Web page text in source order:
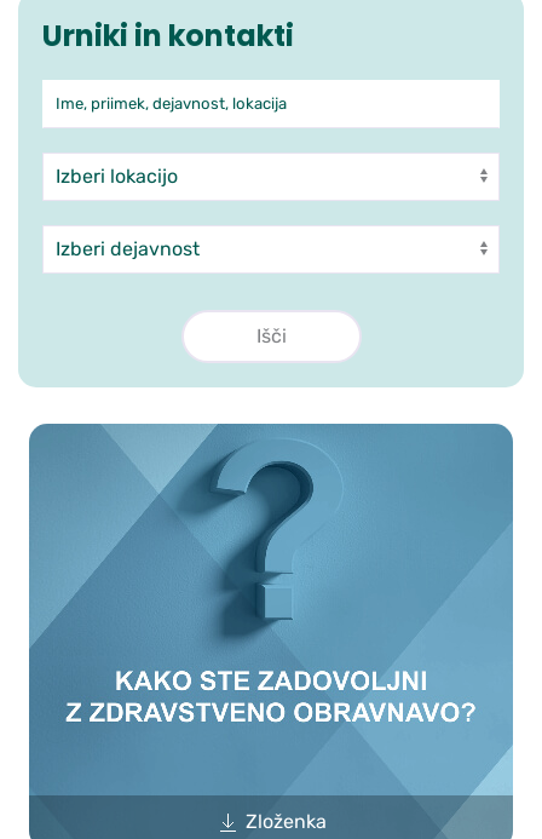
Urniki in kontakti
Iskanje po ambulantah in
Ime, priimek, dejavnost, lokacija
Enota
Dejavnost
Zloženka